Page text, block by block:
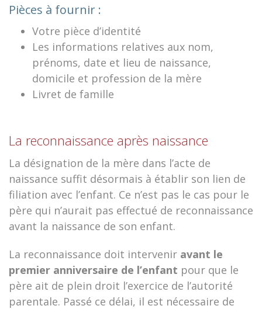
Pièces à fournir :
Votre pièce d’identité
Les informations relatives aux nom,
prénoms, date et lieu de naissance,
domicile et profession de la mère
Livret de famille
La reconnaissance après naissance
La désignation de la mère dans l’acte de
naissance suffit désormais à établir son lien de
filiation avec l’enfant. Ce n’est pas le cas pour le
père qui n’aurait pas effectué de reconnaissance
avant la naissance de son enfant.
La reconnaissance doit intervenir avant le
premier anniversaire de l’enfant pour que le
père ait de plein droit l’exercice de l’autorité
parentale. Passé ce délai, il est nécessaire de